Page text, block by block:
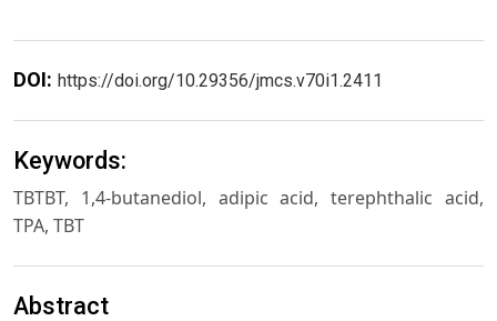
DOI: https://doi.org/10.29356/jmcs.v70i1.2411
Keywords:
TBTBT, 1,4-butanediol, adipic acid, terephthalic acid,
TPA, TBT
Abstract